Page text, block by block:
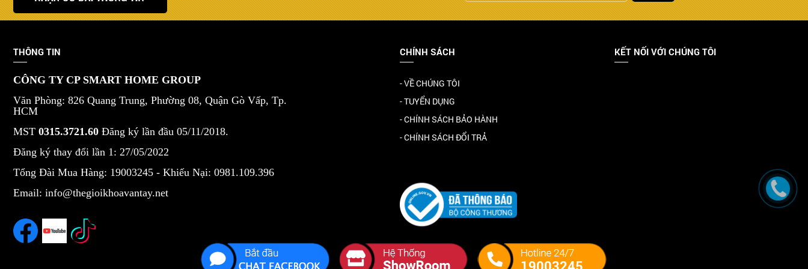
THÔNG TIN
CÔNG TY CP SMART HOME GROUP
Văn Phòng: 826 Quang Trung, Phường 08, Quận Gò Vấp, Tp.
HCM
MST 0315.3721.60 Đăng ký lần đầu 05/11/2018.
Đăng ký thay đổi lần 1: 27/05/2022
Tổng Đài Mua Hàng: 19003245 - Khiếu Nại: 0981.109.396
Email: info@thegioikhoavantay.net
CHÍNH SÁCH
- VỀ CHÚNG TÔI
- TUYỂN DỤNG
- CHÍNH SÁCH BẢO HÀNH
- CHÍNH SÁCH ĐỔI TRẢ
KẾT NỐI VỚI CHÚNG TÔI